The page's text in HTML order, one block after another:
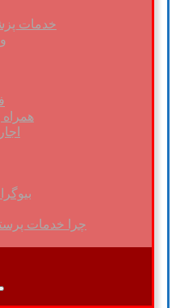
خدمات
همراه
چرا خدمات